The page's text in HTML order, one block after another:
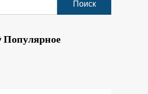
Популярное